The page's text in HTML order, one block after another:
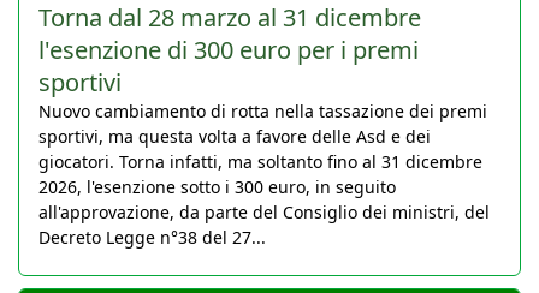
Torna dal 28 marzo al 31 dicembre
l'esenzione di 300 euro per i premi
sportivi
Nuovo cambiamento di rotta nella tassazione dei premi
sportivi, ma questa volta a favore delle Asd e dei
giocatori. Torna infatti, ma soltanto fino al 31 dicembre
2026, l'esenzione sotto i 300 euro, in seguito
all'approvazione, da parte del Consiglio dei ministri, del
Decreto Legge n°38 del 27...